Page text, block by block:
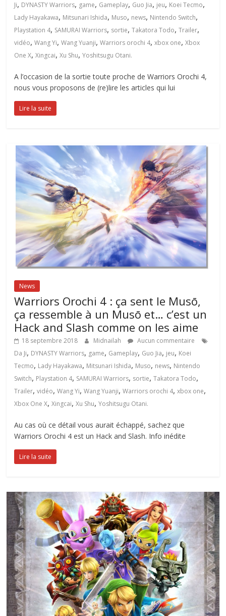
Ji, DYNASTY Warriors, game, Gameplay, Guo Jia, jeu, Koei Tecmo,
Lady Hayakawa, Mitsunari Ishida, Muso, news, Nintendo Switch,
Playstation 4, SAMURAI Warriors, sortie,Takatora Todo,Trailer,
vidéo,Wang Yi,Wang Yuanji,Warriors orochi 4,xbox one,Xbox
One X,Xingcai,Xu Shu,Yoshitsugu Otani.
A l’occasion de la sortie toute proche de Warriors Orochi 4,
nous vous proposons de (re)lire les articles qui lui
Lire la suite
News
Warriors Orochi 4 : ça sent le Musō,
ça ressemble à un Musō et… c’est un
Hack and Slash comme on les aime
18 septembre 2018 Midnailah
Aucun commentaire
Da Ji, DYNASTY Warriors, game, Gameplay, Guo Jia, jeu, Koei
Tecmo, Lady Hayakawa, Mitsunari Ishida, Muso, news, Nintendo
Switch, Playstation 4, SAMURAI Warriors, sortie,Takatora Todo,
Trailer,vidéo,Wang Yi,Wang Yuanji,Warriors orochi 4,xbox one,
Xbox One X,Xingcai,Xu Shu,Yoshitsugu Otani.
Au cas où ce détail vous aurait échappé, sachez que
Warriors Orochi 4 est un Hack and Slash. Info inédite
Lire la suite